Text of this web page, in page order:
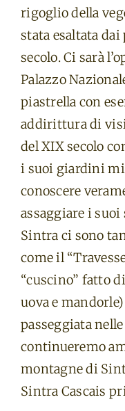
rigoglio della
stata esaltata
secolo. Ci sarà
Palazzo
piastrella con
addirittura di
del XIX secolo
i suoi giardini
conoscere
assaggiare i suoi
Sintra ci sono
come il
“cuscino” fatto
uova e mandorle)
passeggiata
continueremo
montagne di
Sintra Cascais